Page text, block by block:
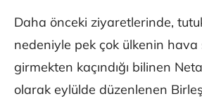
Daha önceki ziyaretlerinde,
nedeniyle pek çok ülkenin hava
girmekten kaçındığı bilinen
olarak eylülde düzenlenen